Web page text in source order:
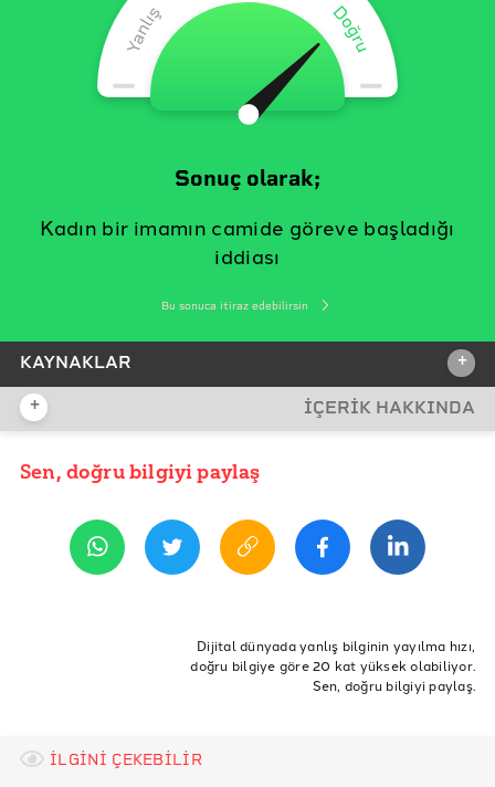
Sonuç olarak;
Kadın bir imamın camide göreve başladığı
iddiası
Bu sonuca itiraz edebilirsin
KAYNAKLAR +
İDDİA KAYNAĞI
İddia Kaynağı
REFERANSLAR
The Guardian 2016 Haberi
+ İÇERİK HAKKINDA
YAYIN TARİHİ
Kadın Doğrulama İmam
Cami
kadın imam camii camide
göreve
Sen, doğru bilgiyi paylaş
Dijital dünyada yanlış bilginin yayılma hızı,
doğru bilgiye göre 20 kat yüksek olabiliyor.
Sen, doğru bilgiyi paylaş.
İLGİNİ ÇEKEBİLİR